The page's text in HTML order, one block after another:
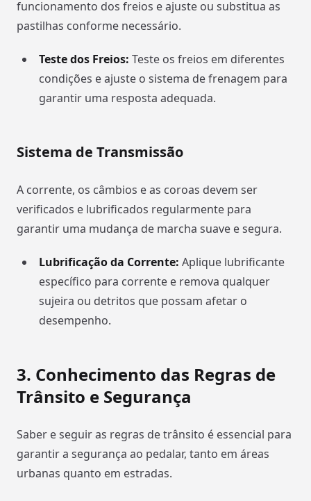
funcionamento dos freios e ajuste ou substitua as
pastilhas conforme necessário.
Teste dos Freios: Teste os freios em diferentes
condições e ajuste o sistema de frenagem para
garantir uma resposta adequada.
Sistema de Transmissão
A corrente, os câmbios e as coroas devem ser
verificados e lubrificados regularmente para
garantir uma mudança de marcha suave e segura.
Lubrificação da Corrente: Aplique lubrificante
específico para corrente e remova qualquer
sujeira ou detritos que possam afetar o
desempenho.
3. Conhecimento das Regras de
Trânsito e Segurança
Saber e seguir as regras de trânsito é essencial para
garantir a segurança ao pedalar, tanto em áreas
urbanas quanto em estradas.